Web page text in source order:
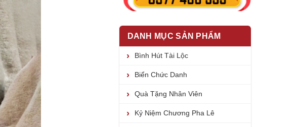
DANH MỤC SẢN PHẨM
Bình Hút Tài Lộc
Biển Chức Danh
Quà Tặng Nhân Viên
Kỷ Niệm Chương Pha Lê